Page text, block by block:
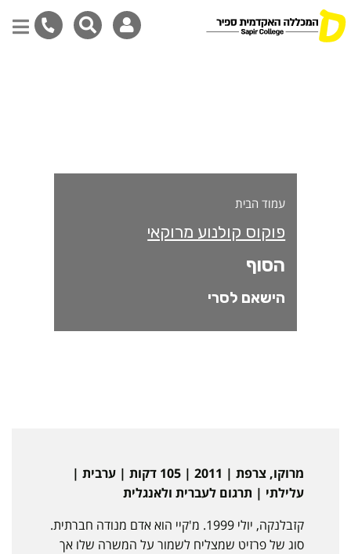
עמוד הבית
פוקוס קולנוע מרוקאי
הסוף
הישאם לסרי
מרוקו, צרפת | 2011 | 105 דקות | ערבית |
עלילתי | תרגום לעברית ולאנגלית
קזבלנקה, יולי 1999. מ'קיי הוא אדם מנודה חברתית.
סוג של פרזיט שמצליח לשמור על המשרה שלו אך